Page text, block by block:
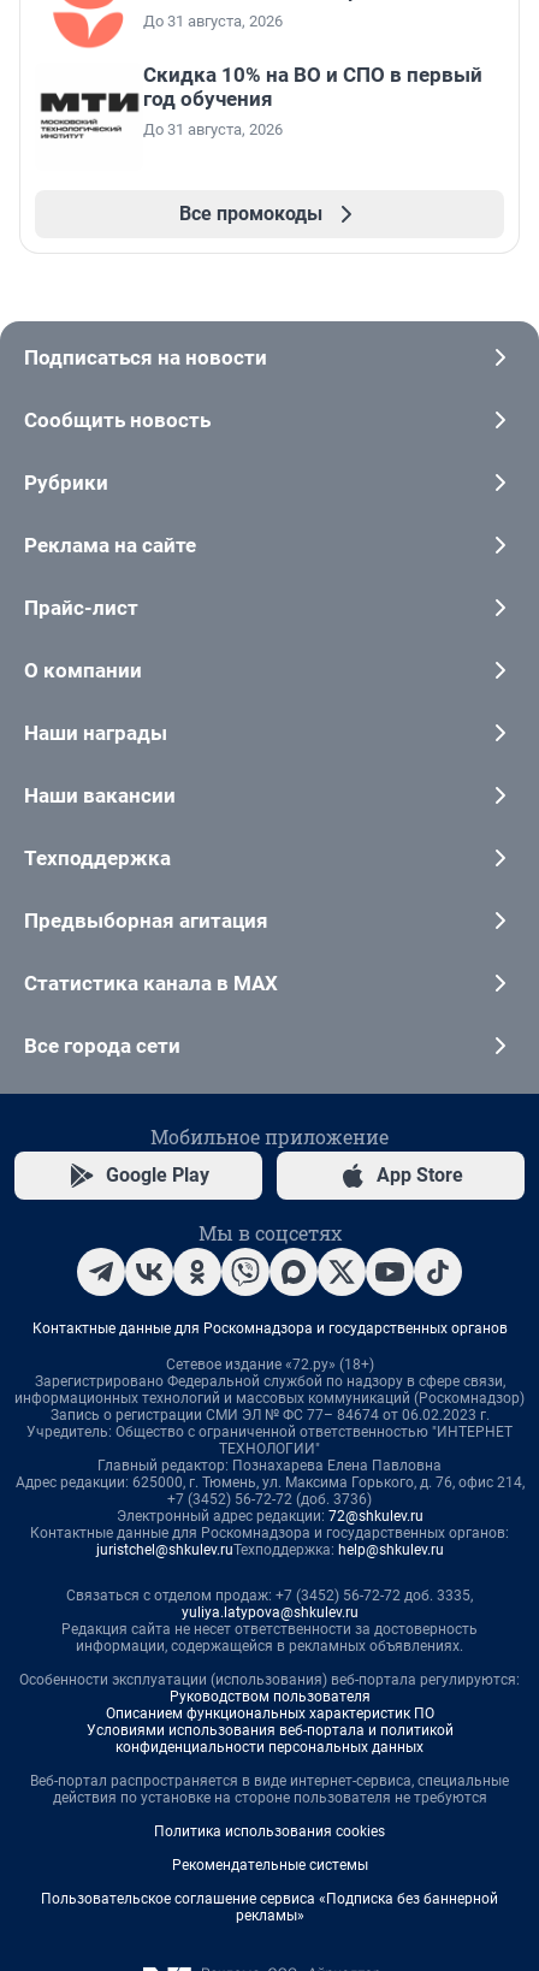
До 31 августа, 2026
Скидка 10% на ВО и СПО в первый
год обучения
До 31 августа, 2026
Все промокоды
Подписаться на новости
Сообщить новость
Рубрики
Реклама на сайте
Прайс-лист
О компании
Наши награды
Наши вакансии
Техподдержка
Предвыборная агитация
Статистика канала в MAX
Все города сети
Мобильное приложение
Google Play App Store
Мы в соцсетях
Контактные данные для Роскомнадзора и государственных органов
Сетевое издание «72.ру» (18+)
Зарегистрировано Федеральной службой по надзору в сфере связи,
информационных технологий и массовых коммуникаций (Роскомнадзор)
Запись о регистрации СМИ ЭЛ № ФС 77– 84674 от 06.02.2023 г.
Учредитель: Общество с ограниченной ответственностью "ИНТЕРНЕТ
ТЕХНОЛОГИИ"
Главный редактор: Познахарева Елена Павловна
Адрес редакции: 625000, г. Тюмень, ул. Максима Горького, д. 76, офис 214,
+7 (3452) 56-72-72 (доб. 3736)
Электронный адрес редакции: 72@shkulev.ru
Контактные данные для Роскомнадзора и государственных органов:
juristchel@shkulev.ruТехподдержка: help@shkulev.ru
Связаться с отделом продаж: +7 (3452) 56-72-72 доб. 3335,
yuliya.latypova@shkulev.ru
Редакция сайта не несет ответственности за достоверность
информации, содержащейся в рекламных объявлениях.
Особенности эксплуатации (использования) веб-портала регулируются:
Руководством пользователя
Описанием функциональных характеристик ПО
Условиями использования веб-портала и политикой
конфиденциальности персональных данных
Веб-портал распространяется в виде интернет-сервиса, специальные
действия по установке на стороне пользователя не требуются
Политика использования cookies
Рекомендательные системы
Пользовательское соглашение сервиса «Подписка без баннерной
рекламы»